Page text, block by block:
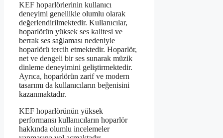
KEF hoparlörlerinin kullanıcı
deneyimi genellikle olumlu olarak
değerlendirilmektedir. Kullanıcılar,
hoparlörün yüksek ses kalitesi ve
berrak ses sağlaması nedeniyle
hoparlörü tercih etmektedir. Hoparlör,
net ve dengeli bir ses sunarak müzik
dinleme deneyimini geliştirmektedir.
Ayrıca, hoparlörün zarif ve modern
tasarımı da kullanıcıların beğenisini
kazanmaktadır.
KEF hoparlörünün yüksek
performansı kullanıcıların hoparlör
hakkında olumlu incelemeler